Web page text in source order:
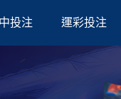
投注 運彩投注